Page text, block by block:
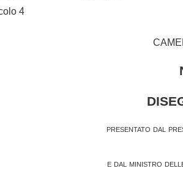
4
presentato dal
e dal ministro